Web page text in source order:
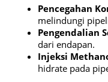
Pencegahan
melindungi
Pengendalian
dari endapan.
Injeksi
hidrate pada